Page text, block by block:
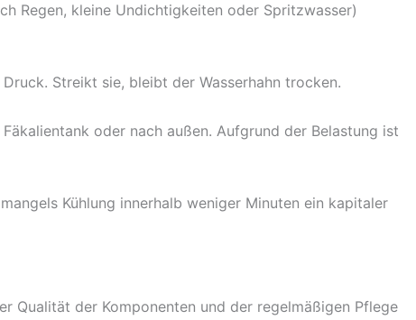
Regen, kleine Undichtigkeiten oder Spritzwasser)
Streikt sie, bleibt der Wasserhahn trocken.
oder nach außen. Aufgrund der Belastung ist
Kühlung innerhalb weniger Minuten ein kapitaler
Qualität der Komponenten und der regelmäßigen Pflege